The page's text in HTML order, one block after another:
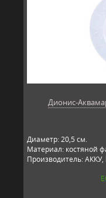
Дионис-
Диаметр: 20,5 см.
Материал: костяной
Производитель: АККУ,